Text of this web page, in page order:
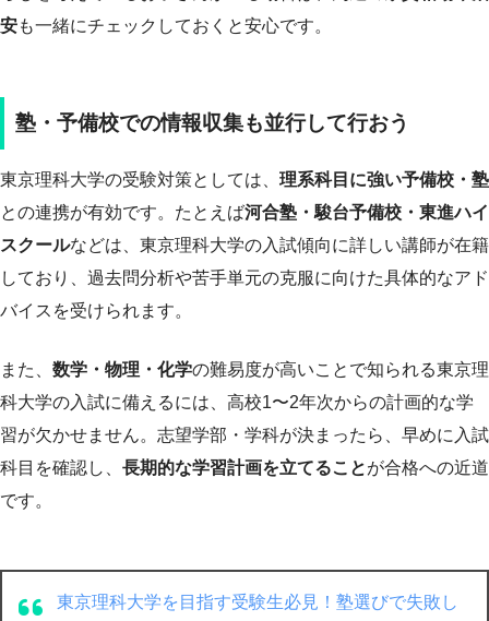
安も一緒にチェックしておくと安心です。
塾・予備校での情報収集も並行して行おう
東京理科大学の受験対策としては、 理系科目に強い予備校・塾
との連携が有効です。たとえば河合塾・駿台予備校・東進ハイ
スクールなどは、東京理科大学の入試傾向に詳しい講師が在籍
しており、過去問分析や苦手単元の克服に向けた具体的なアド
バイスを受けられます。
また、 数学・物理・化学の難易度が高いことで知られる東京理
科大学の入試に備えるには、高校1〜2年次からの計画的な学
習が欠かせません。志望学部・学科が決まったら、早めに入試
科目を確認し、 長期的な学習計画を立てることが合格への近道
です。
東京理科大学を目指す受験生必見！塾選びで失敗し